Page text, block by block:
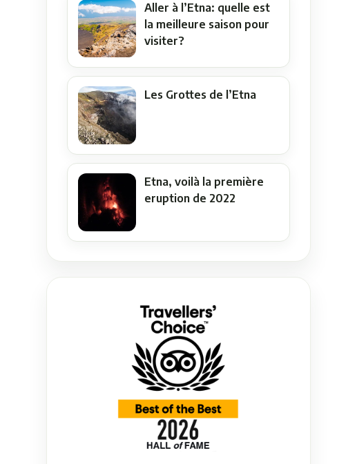
Aller à l’Etna: quelle est
la meilleure saison pour
visiter?
Les Grottes de l’Etna
Etna, voilà la première
eruption de 2022